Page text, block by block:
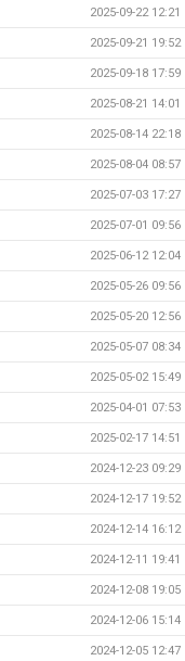
2025-09-22 12:21
2025-09-21 19:52
2025-09-18 17:59
2025-08-21 14:01
2025-08-14 22:18
2025-08-04 08:57
2025-07-03 17:27
2025-07-01 09:56
2025-06-12 12:04
2025-05-26 09:56
2025-05-20 12:56
2025-05-07 08:34
2025-05-02 15:49
2025-04-01 07:53
2025-02-17 14:51
2024-12-23 09:29
2024-12-17 19:52
2024-12-14 16:12
2024-12-11 19:41
2024-12-08 19:05
2024-12-06 15:14
2024-12-05 12:47